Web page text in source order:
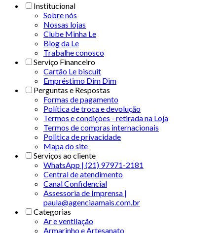
Institucional
Sobre nós
Nossas lojas
Clube Minha Le
Blog da Le
Trabalhe conosco
Serviço Financeiro
Cartão Le biscuit
Empréstimo Dim Dim
Perguntas e Respostas
Formas de pagamento
Política de troca e devolução
Termos e condições - retirada na Loja
Termos de compras internacionais
Politica de privacidade
Mapa do site
Serviços ao cliente
WhatsApp | (21) 97971-2181
Central de atendimento
Canal Confidencial
Assessoria de Imprensa |
paula@agenciaamais.com.br
Categorias
Ar e ventilação
Armarinho e Artesanato